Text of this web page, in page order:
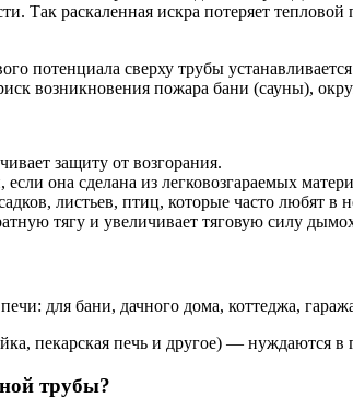
Так раскаленная искра потеряет
потенциала сверху трубы
возникновения пожара бани (сауны),
защиту от возгорания.
она сделана из легковозгараемых
листьев, птиц, которые часто любят в
тягу и увеличивает тяговую силу
для бани, дачного дома, коттеджа,
пекарская печь и другое) — нуждаются в
трубы?